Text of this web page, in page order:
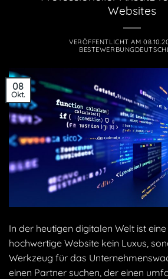
Websites
VERÖFFENTLICHT AM
08
Okt.
In der heutigen digitalen Welt ist
hochwertige Website kein Luxus,
Werkzeug für das
einen Partner suchen, der einen